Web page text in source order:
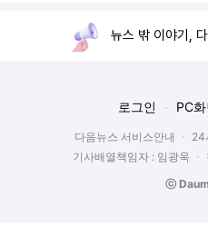
뉴스 밖 이야기,
로그인 PC화
다음뉴스 서비스안내 24
기사배열책임자 : 임광욱
ⓒ